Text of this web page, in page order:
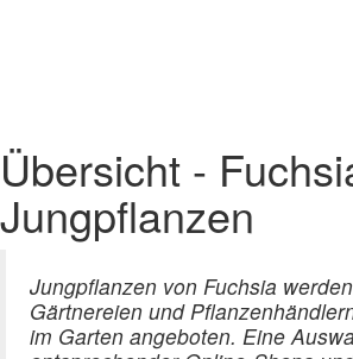
Übersicht -
Jungpflanzen
Jungpflanzen von Fuchsia
Gärtnereien und
im Garten angeboten. Eine